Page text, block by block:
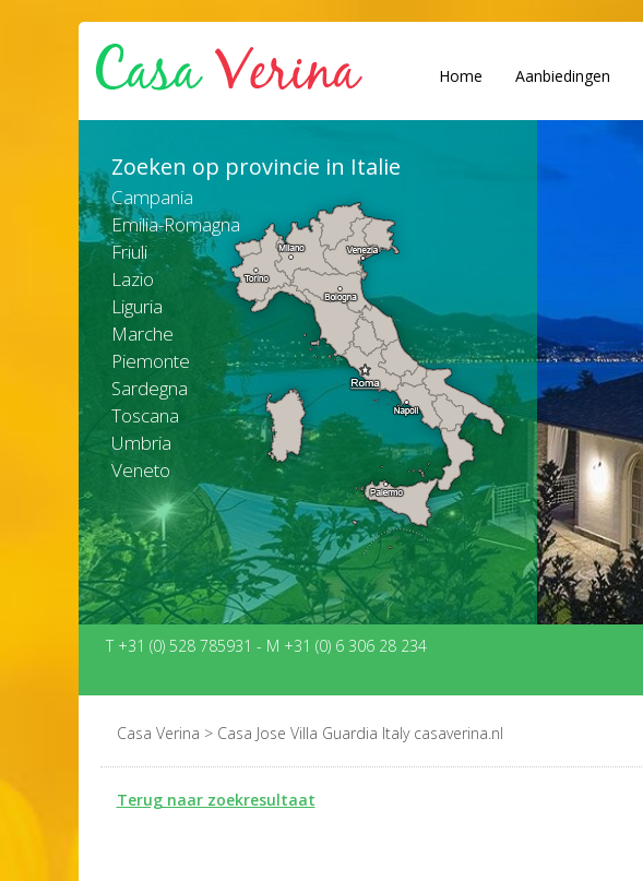
Home Aanbiedingen
Zoeken op provincie in Italie
Campania
Emilia-Romagna
Friuli
Lazio
Liguria
Marche
Piemonte
Sardegna
Toscana
Umbria
Veneto
T +31 (0) 528 785931 - M +31 (0) 6 306 28 234
Casa Verina > Casa Jose Villa Guardia Italy casaverina.nl
Terug naar zoekresultaat